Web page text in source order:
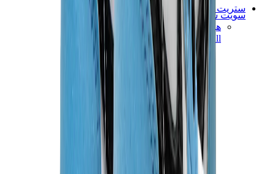
ستريت وير
سويت شيرت وهوديز
هودي كروم هارتس
View All
سويت شيرت وهوديز